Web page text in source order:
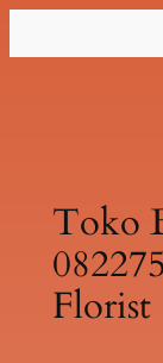
ke
Toko
Florist